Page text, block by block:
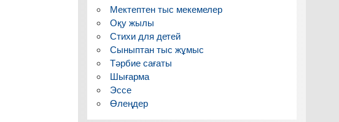
Мектептен тыс мекемелер
Оқу жылы
Стихи для детей
Сыныптан тыс жұмыс
Тәрбие сағаты
Шығарма
Эссе
Өлеңдер